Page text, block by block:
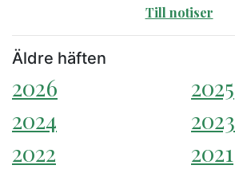
Till notiser
Äldre häften
2026
2025
2024
2023
2022
2021